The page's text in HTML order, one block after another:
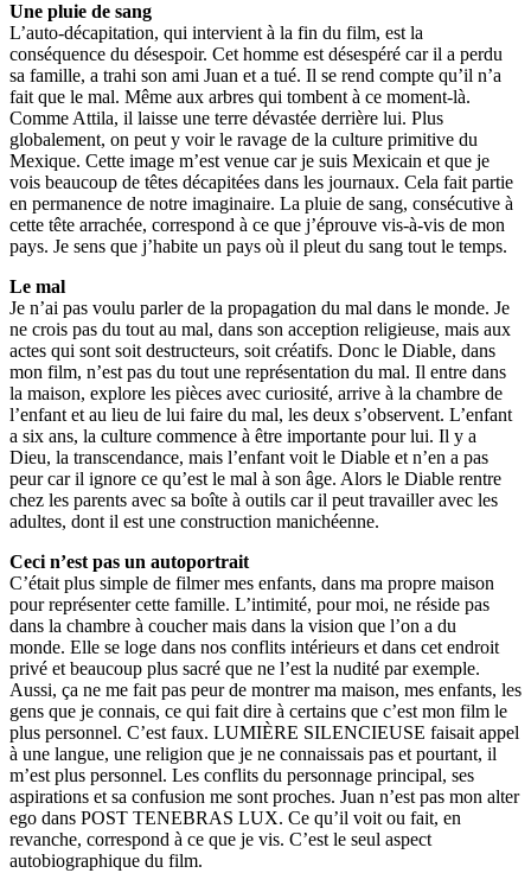
Une pluie de sang
L’auto-décapitation, qui intervient à la fin du film, est la
conséquence du désespoir. Cet homme est désespéré car il a perdu
sa famille, a trahi son ami Juan et a tué. Il se rend compte qu’il n’a
fait que le mal. Même aux arbres qui tombent à ce moment-là.
Comme Attila, il laisse une terre dévastée derrière lui. Plus
globalement, on peut y voir le ravage de la culture primitive du
Mexique. Cette image m’est venue car je suis Mexicain et que je
vois beaucoup de têtes décapitées dans les journaux. Cela fait partie
en permanence de notre imaginaire. La pluie de sang, consécutive à
cette tête arrachée, correspond à ce que j’éprouve vis-à-vis de mon
pays. Je sens que j’habite un pays où il pleut du sang tout le temps.
Le mal
Je n’ai pas voulu parler de la propagation du mal dans le monde. Je
ne crois pas du tout au mal, dans son acception religieuse, mais aux
actes qui sont soit destructeurs, soit créatifs. Donc le Diable, dans
mon film, n’est pas du tout une représentation du mal. Il entre dans
la maison, explore les pièces avec curiosité, arrive à la chambre de
l’enfant et au lieu de lui faire du mal, les deux s’observent. L’enfant
a six ans, la culture commence à être importante pour lui. Il y a
Dieu, la transcendance, mais l’enfant voit le Diable et n’en a pas
peur car il ignore ce qu’est le mal à son âge. Alors le Diable rentre
chez les parents avec sa boîte à outils car il peut travailler avec les
adultes, dont il est une construction manichéenne.
Ceci n’est pas un autoportrait
C’était plus simple de filmer mes enfants, dans ma propre maison
pour représenter cette famille. L’intimité, pour moi, ne réside pas
dans la chambre à coucher mais dans la vision que l’on a du
monde. Elle se loge dans nos conflits intérieurs et dans cet endroit
privé et beaucoup plus sacré que ne l’est la nudité par exemple.
Aussi, ça ne me fait pas peur de montrer ma maison, mes enfants, les
gens que je connais, ce qui fait dire à certains que c’est mon film le
plus personnel. C’est faux. LUMIÈRE SILENCIEUSE faisait appel
à une langue, une religion que je ne connaissais pas et pourtant, il
m’est plus personnel. Les conflits du personnage principal, ses
aspirations et sa confusion me sont proches. Juan n’est pas mon alter
ego dans POST TENEBRAS LUX. Ce qu’il voit ou fait, en
revanche, correspond à ce que je vis. C’est le seul aspect
autobiographique du film.